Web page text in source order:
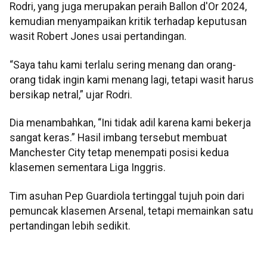
Rodri, yang juga merupakan peraih Ballon d'Or 2024,
kemudian menyampaikan kritik terhadap keputusan
wasit Robert Jones usai pertandingan.
“Saya tahu kami terlalu sering menang dan orang-
orang tidak ingin kami menang lagi, tetapi wasit harus
bersikap netral,” ujar Rodri.
Dia menambahkan, “Ini tidak adil karena kami bekerja
sangat keras.” Hasil imbang tersebut membuat
Manchester City tetap menempati posisi kedua
klasemen sementara Liga Inggris.
Tim asuhan Pep Guardiola tertinggal tujuh poin dari
pemuncak klasemen Arsenal, tetapi memainkan satu
pertandingan lebih sedikit.